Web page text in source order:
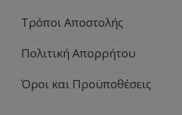
Τρόποι Αποστολής
Πολιτική Απορρήτου
Όροι και Προϋποθέσεις